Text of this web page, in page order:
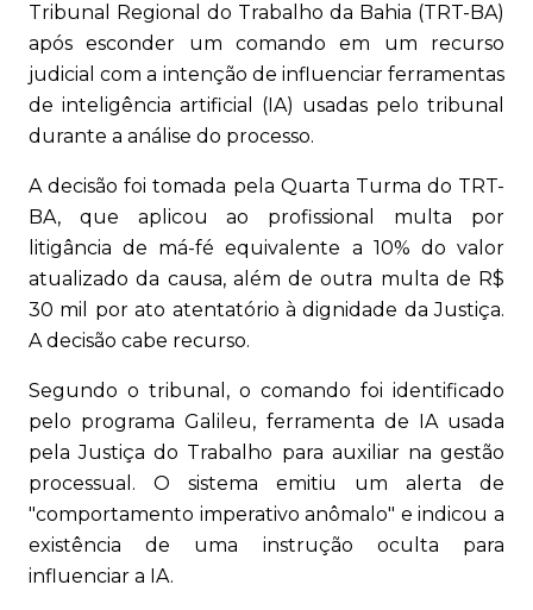
Tribunal Regional do Trabalho da Bahia (TRT-BA)
após esconder um comando em um recurso
judicial com a intenção de influenciar ferramentas
de inteligência artificial (IA) usadas pelo tribunal
durante a análise do processo.
A decisão foi tomada pela Quarta Turma do TRT-
BA, que aplicou ao profissional multa por
litigância de má-fé equivalente a 10% do valor
atualizado da causa, além de outra multa de R$
30 mil por ato atentatório à dignidade da Justiça.
A decisão cabe recurso.
Segundo o tribunal, o comando foi identificado
pelo programa Galileu, ferramenta de IA usada
pela Justiça do Trabalho para auxiliar na gestão
processual. O sistema emitiu um alerta de
"comportamento imperativo anômalo" e indicou a
existência de uma instrução oculta para
influenciar a IA.